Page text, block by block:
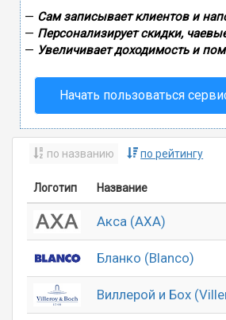
— Сам записывает клиентов и
— Персонализирует скидки,
— Увеличивает доходимость и
Начать пользоваться
по названию по рейтингу
Логотип Название
Акса (AXA)
Бланко (Blanco)
Виллерой и Бох